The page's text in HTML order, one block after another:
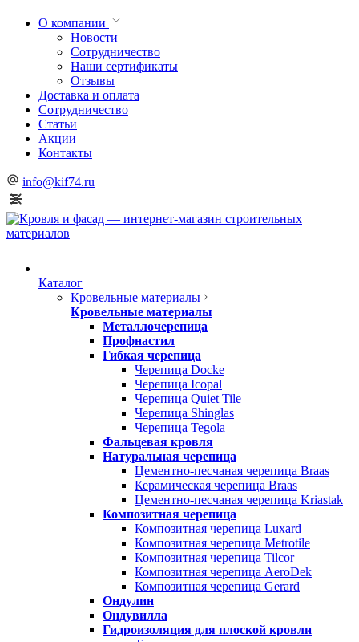
О компании
Новости
Сотрудничество
Наши сертификаты
Отзывы
Доставка и оплата
Сотрудничество
Статьи
Акции
Контакты
info@kif74.ru
Каталог
Кровельные материалы
Кровельные материалы
Металлочерепица
Профнастил
Гибкая черепица
Черепица Docke
Черепица Icopal
Черепица Quiet Tile
Черепица Shinglas
Черепица Tegola
Фальцевая кровля
Натуральная черепица
Цементно-песчаная черепица Braas
Керамическая черепица Braas
Цементно-песчаная черепица Kriastak
Композитная черепица
Композитная черепица Luxard
Композитная черепица Metrotile
Композитная черепица Tilcor
Композитная черепица AeroDek
Композитная черепица Gerard
Ондулин
Ондувилла
Гидроизоляция для плоской кровли